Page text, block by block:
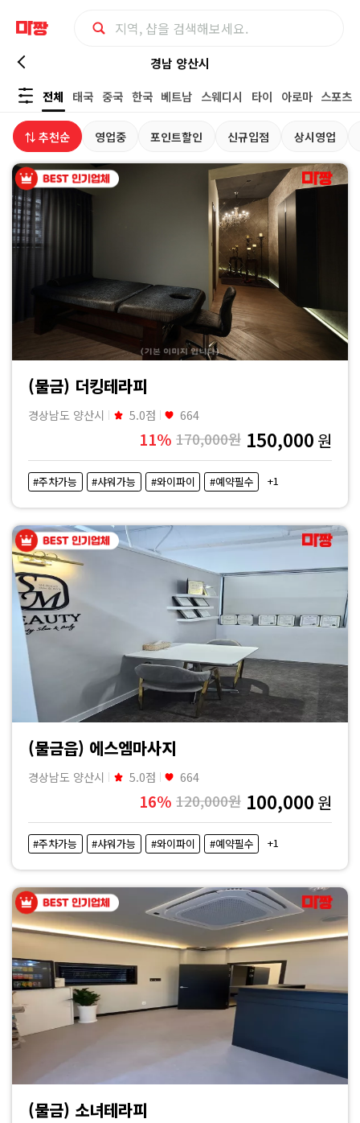
경
남
양
산
시
마
짱
경남 양산시
전체
태국 중국 한국 베트남 스웨디시 타이 아로마 스포츠
⇅ 추천순 영업중 포인트할인 신규입점 상시영업
(물금) 더킹테라피
경상남도 양산시 5.0점 664
11% 170,000원 150,000 원
#주차가능 #샤워가능 #와이파이 #예약필수 +1
(물금읍) 에스엠마사지
경상남도 양산시 5.0점 664
16% 120,000원 100,000 원
#주차가능 #샤워가능 #와이파이 #예약필수 +1
(물금) 소녀테라피